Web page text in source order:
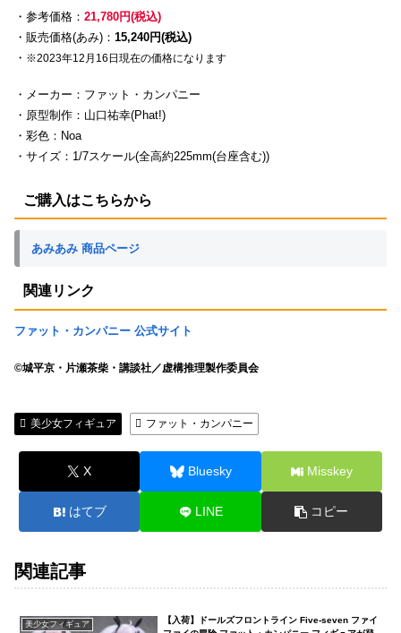
・参考価格： 21,780円(税込)
・販売価格(あみ)： 15,240円(税込)
・ ※2023年12月16日現在の価格になります
・メーカー：ファット・カンパニー
・原型制作：山口祐幸(Phat!)
・彩色：Noa
・サイズ：1/7スケール(全高約225mm(台座含む))
ご購入はこちらから
あみあみ 商品ページ
関連リンク
ファット・カンパニー 公式サイト
©城平京・片瀬茶柴・講談社／虚構推理製作委員会
美少女フィギュア ファット・カンパニー
X Bluesky Misskey
はてブ LINE コピー
関連記事
美少女フィギュア
【入荷】ドールズフロントライン Five-seven ファイ